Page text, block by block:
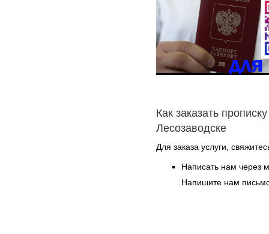
Как заказать
Лесозаводске
Для заказа услуги,
Написать нам через
Напишите нам